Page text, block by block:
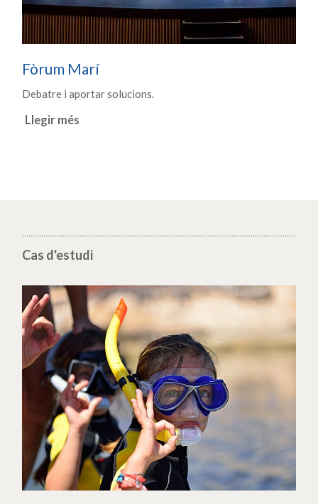
Fòrum Marí
Debatre i aportar solucions.
Llegir més
Cas d'estudi